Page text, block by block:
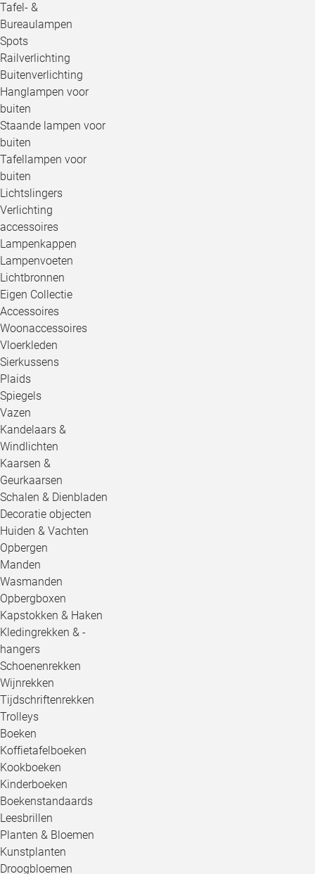
Tafel- &
Bureaulampen
Spots
Railverlichting
Buitenverlichting
Hanglampen voor
buiten
Staande lampen voor
buiten
Tafellampen voor
buiten
Lichtslingers
Verlichting
accessoires
Lampenkappen
Lampenvoeten
Lichtbronnen
Eigen Collectie
Accessoires
Woonaccessoires
Vloerkleden
Sierkussens
Plaids
Spiegels
Vazen
Kandelaars &
Windlichten
Kaarsen &
Geurkaarsen
Schalen & Dienbladen
Decoratie objecten
Huiden & Vachten
Opbergen
Manden
Wasmanden
Opbergboxen
Kapstokken & Haken
Kledingrekken & -
hangers
Schoenenrekken
Wijnrekken
Tijdschriftenrekken
Trolleys
Boeken
Koffietafelboeken
Kookboeken
Kinderboeken
Boekenstandaards
Leesbrillen
Planten & Bloemen
Kunstplanten
Droogbloemen